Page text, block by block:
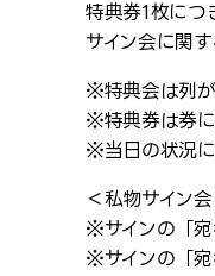
特典券1枚につ
サイン会に関
※特典会は列が
※特典券は券に
※当日の状況に
＜私物サイン
※サインの「宛
※サインの「宛